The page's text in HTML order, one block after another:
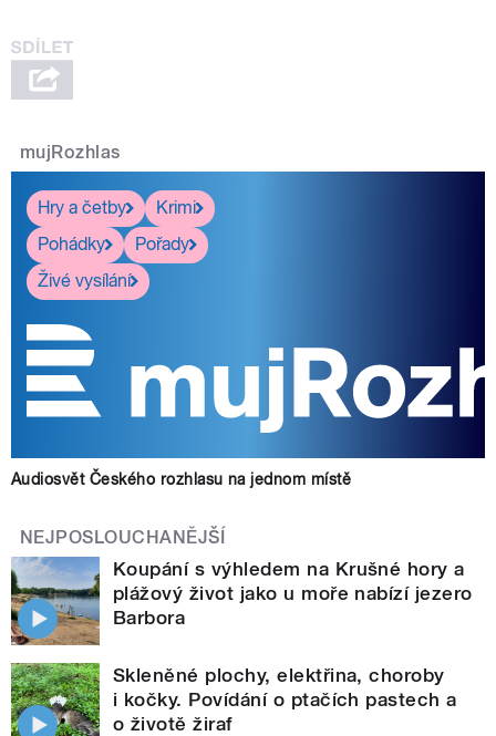
mujRozhlas
Hry a četby
Krimi
Pohádky
Pořady
Živé vysílání
Audiosvět Českého rozhlasu na jednom místě
NEJPOSLOUCHANĚJŠÍ
Koupání s výhledem na Krušné hory a
plážový život jako u moře nabízí jezero
Barbora
Skleněné plochy, elektřina, choroby
i kočky. Povídání o ptačích pastech a
o životě žiraf